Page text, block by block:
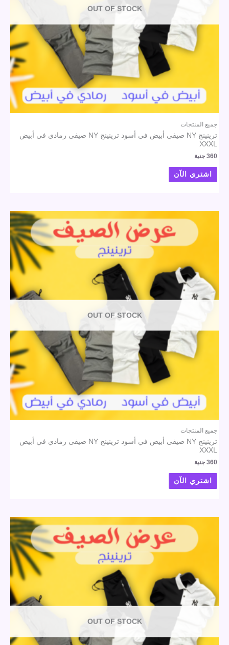
OUT OF STOCK
جميع المنتجات
ترينينج NY صيفى أبيض في أسود ترينينج NY صيفى رمادي في أبيض
XXXL
360 جنية
اشتري الآن
OUT OF STOCK
جميع المنتجات
ترينينج NY صيفى أبيض في أسود ترينينج NY صيفى رمادي في أبيض
XXXL
360 جنية
اشتري الآن
OUT OF STOCK